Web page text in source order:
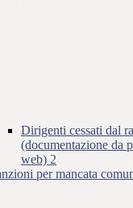
Dirigenti cessati dal
(documentazione da
web) 2
per mancata